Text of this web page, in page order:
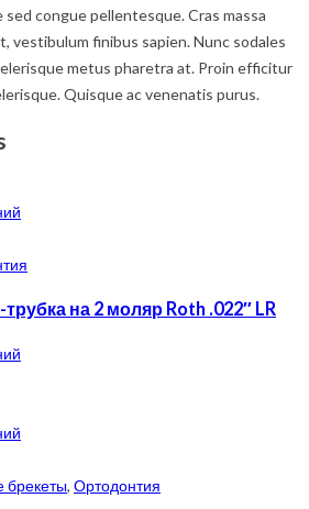
congue pellentesque. Cras massa
vestibulum finibus sapien. Nunc sodales
metus pharetra at. Proin efficitur
Quisque ac venenatis purus.
на 2 моляр Roth .022″ LR
брекеты, Ортодонтия